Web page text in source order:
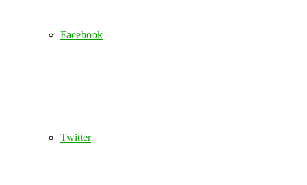
Facebook
Twitter